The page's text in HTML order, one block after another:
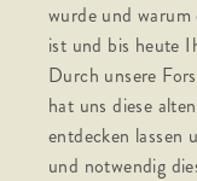
wurde und warum
ist und bis heute
Durch unsere
hat uns diese
entdecken lassen
und notwendig